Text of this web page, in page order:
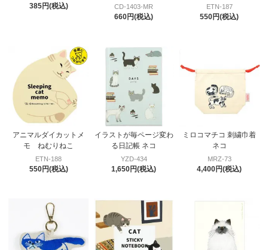
385円(税込) CD-1403-MR
660円(税込)
ETN-187
550円(税込)
アニマルダイカットメ
モ ねむりねこ
ETN-188
550円(税込)
イラストが毎ページ変わ
る日記帳 ネコ
YZD-434
1,650円(税込)
ミロコマチコ 刺繍巾着
ネコ
MRZ-73
4,400円(税込)